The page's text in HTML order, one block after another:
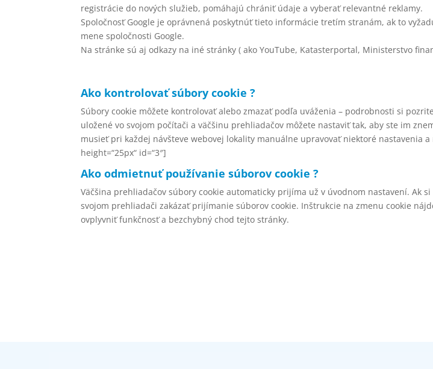
registrácie do nových služieb, pomáhajú chrániť údaje a vyberať relevantné reklamy.
Spoločnosť Google je oprávnená poskytnúť tieto informácie tretím stranám, ak to
mene spoločnosti Google.
Na stránke sú aj odkazy na iné stránky ( ako YouTube, Katasterportal, Ministerstvo
Ako kontrolovať súbory cookie ?
Súbory cookie môžete kontrolovať alebo zmazať podľa uváženia – podrobnosti si
uložené vo svojom počítači a väčšinu prehliadačov môžete nastaviť tak, aby ste im
musieť pri každej návšteve webovej lokality manuálne upravovať niektoré nastavenia
height=“25px“ id=“3″]
Ako odmietnuť používanie súborov cookie ?
Väčšina prehliadačov súbory cookie automaticky prijíma už v úvodnom nastavení. Ak
svojom prehliadači zakázať prijímanie súborov cookie. Inštrukcie na zmenu cookie
ovplyvniť funkčnosť a bezchybný chod tejto stránky.